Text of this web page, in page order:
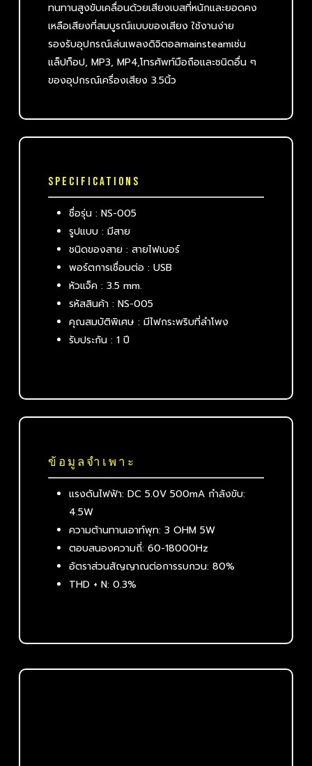
ทนทานสูงขับเคลื่อนด้วยเสียงเบสที่หนักและยอดคง
เหลือเสียงที่สมบูรณ์แบบของเสียง ใช้งานง่าย
รองรับอุปกรณ์เล่นเพลงดิจิตอลmainsteamเช่น
แล็ปท็อป, MP3, MP4,โทรศัพท์มือถือและชนิดอื่น ๆ
ของอุปกรณ์เครื่องเสียง 3.5นิ้ว
SPECIFICATIONS
ชื่อรุ่น : NS-005
รูปแบบ : มีสาย
ชนิดของสาย : สายไฟเบอร์
พอร์ตการเชื่อมต่อ : USB
หัวแจ็ค : 3.5 mm.
รหัสสินค้า : NS-005
คุณสมบัติพิเศษ : มีไฟกระพริบที่ลำโพง
รับประกัน : 1 ปี
ข้อมูลจำเพาะ
แรงดันไฟฟ้า: DC 5.0V 500mA กำลังขับ:
4.5W
ความต้านทานเอาท์พุท: 3 OHM 5W
ตอบสนองความถี่: 60-18000Hz
อัตราส่วนสัญญาณต่อการรบกวน: 80%
THD + N: 0.3%